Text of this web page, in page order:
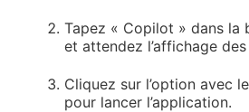
Tapez « Copilot » dans la
et attendez l’affichage
Cliquez sur l’option avec
pour lancer l’application.